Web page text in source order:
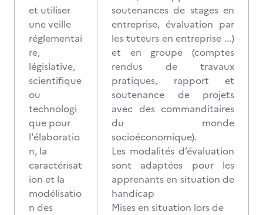
et utiliser
une veille
réglementai
re,
législative,
scientifique
ou
technologi
que pour
l'élaboratio
n, la
caractérisat
ion et la
modélisatio
n des
soutenances de stages en
entreprise, évaluation par
les tuteurs en entreprise ...)
et en groupe (comptes
rendus de travaux
pratiques, rapport et
soutenance de projets
avec des commanditaires
du monde
socioéconomique).
Les modalités d’évaluation
sont adaptées pour les
apprenants en situation de
handicap
Mises en situation lors de